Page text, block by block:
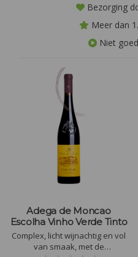
Bezorging
Meer dan
Niet
Adega de Moncao
Escolha Vinho Verde Tinto
Complex, licht wijnachtig en vol
van smaak, met de